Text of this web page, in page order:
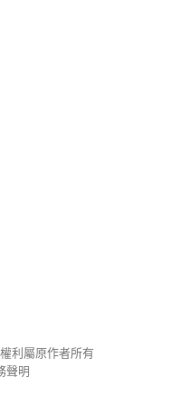
利屬原作者所有
聲明